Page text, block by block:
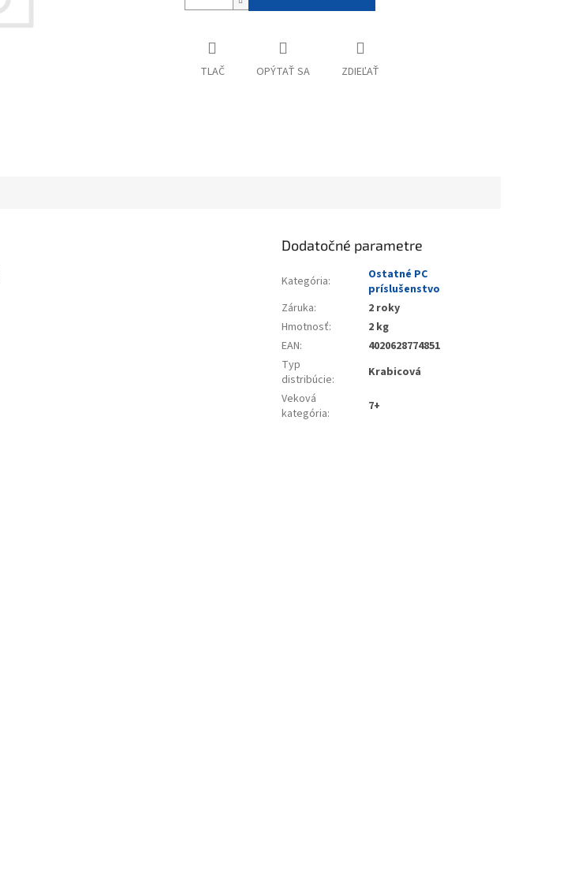
TLAČ OPÝTAŤ SA ZDIEĽAŤ
Dodatočné parametre
Kategória:
Ostatné PC
príslušenstvo
Záruka:
2 roky
Hmotnosť:
2 kg
EAN:
4020628774851
Typ
distribúcie:
Krabicová
Veková
kategória: 7+